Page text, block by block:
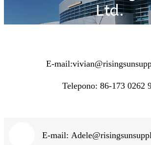
Ltd.
E-mail:
Telepono: 86-173 0262
E-mail: